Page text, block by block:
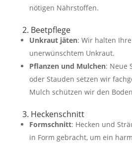
nötigen Nährstoffen.
2. Beetpflege
Unkraut jäten: Wir halten
unerwünschtem Unkraut.
Pflanzen und Mulchen: Neue
oder Stauden setzen wir
Mulch schützen wir den
3. Heckenschnitt
Formschnitt: Hecken und
in Form gebracht, um ein